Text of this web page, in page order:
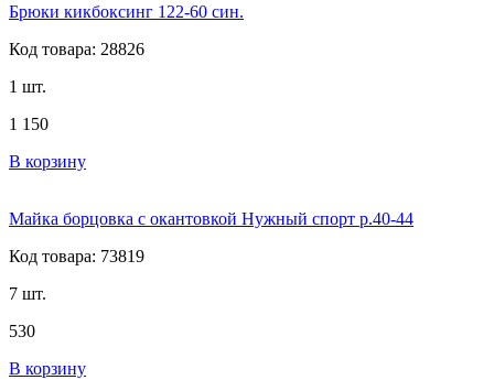
Брюки кикбоксинг 122-60 син.
Код товара: 28826
1 шт.
1 150
В корзину
Майка борцовка с окантовкой Нужный спорт р.40-44
Код товара: 73819
7 шт.
530
В корзину